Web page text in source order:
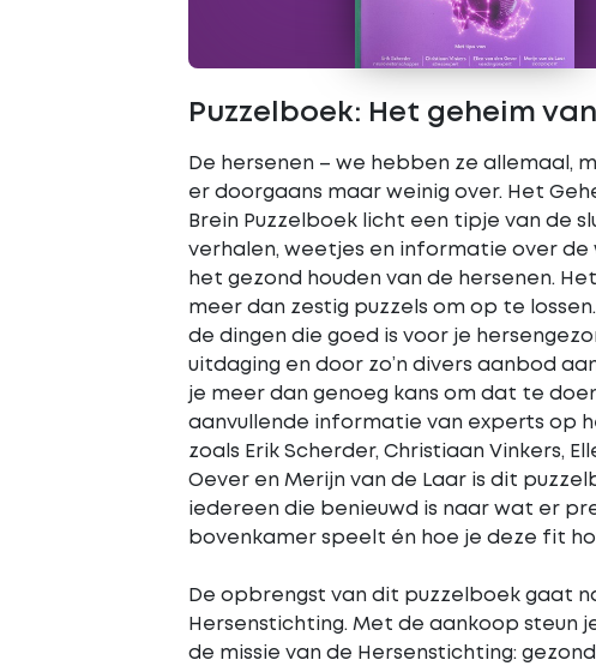
Puzzelboek: Het geheim
De hersenen – we hebben ze allemaal,
er doorgaans maar weinig over. Het
Brein Puzzelboek licht een tipje van de
verhalen, weetjes en informatie over de
het gezond houden van de hersenen.
meer dan zestig puzzels om op te
de dingen die goed is voor je
uitdaging en door zo’n divers aanbod
je meer dan genoeg kans om dat te
aanvullende informatie van experts op
zoals Erik Scherder, Christiaan Vinkers,
Oever en Merijn van de Laar is dit
iedereen die benieuwd is naar wat er
bovenkamer speelt én hoe je deze fit
De opbrengst van dit puzzelboek gaat
Hersenstichting. Met de aankoop steun
de missie van de Hersenstichting: